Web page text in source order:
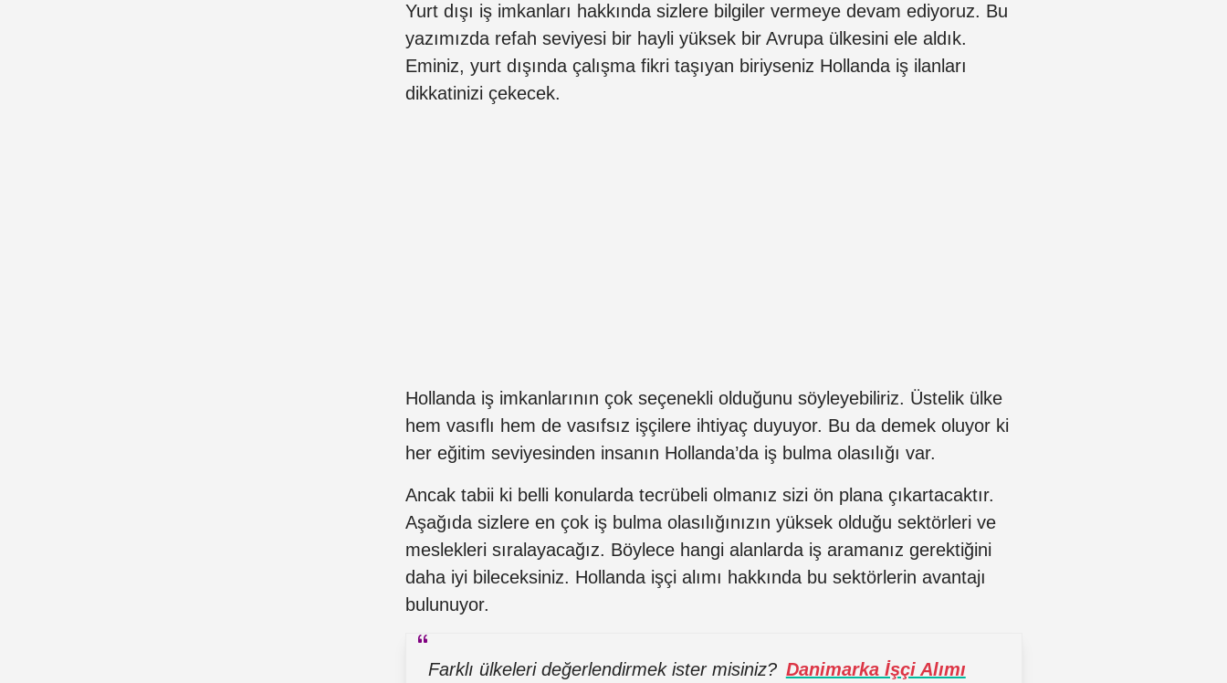
Yurt dışı iş imkanları hakkında sizlere bilgiler vermeye devam ediyoruz. Bu
yazımızda refah seviyesi bir hayli yüksek bir Avrupa ülkesini ele aldık.
Eminiz, yurt dışında çalışma fikri taşıyan biriyseniz Hollanda iş ilanları
dikkatinizi çekecek.
Hollanda iş imkanlarının çok seçenekli olduğunu söyleyebiliriz. Üstelik ülke
hem vasıflı hem de vasıfsız işçilere ihtiyaç duyuyor. Bu da demek oluyor ki
her eğitim seviyesinden insanın Hollanda’da iş bulma olasılığı var.
Ancak tabii ki belli konularda tecrübeli olmanız sizi ön plana çıkartacaktır.
Aşağıda sizlere en çok iş bulma olasılığınızın yüksek olduğu sektörleri ve
meslekleri sıralayacağız. Böylece hangi alanlarda iş aramanız gerektiğini
daha iyi bileceksiniz. Hollanda işçi alımı hakkında bu sektörlerin avantajı
bulunuyor.
Farklı ülkeleri değerlendirmek ister misiniz? Danimarka İşçi Alımı